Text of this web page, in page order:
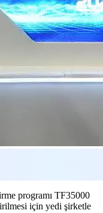
programı TF35000
için yedi şirketle